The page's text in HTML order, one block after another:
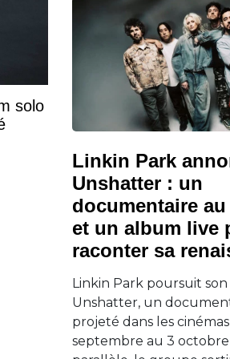
solo
Linkin Park
Unshatter : un
documentaire
et un album live
raconter sa
Linkin Park poursuit
Unshatter, un
projeté dans les
septembre au 3 octobre